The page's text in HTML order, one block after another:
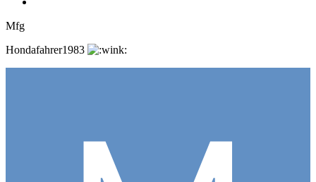
Mfg
Hondafahrer1983